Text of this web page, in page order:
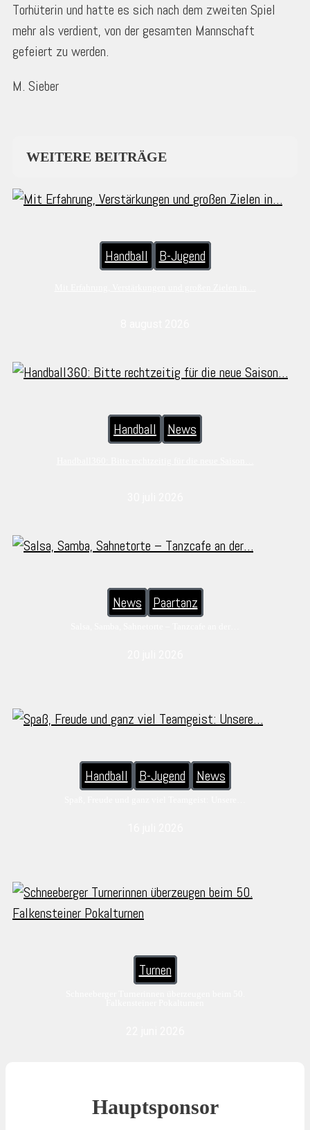
Torhüterin und hatte es sich nach dem zweiten Spiel
mehr als verdient, von der gesamten Mannschaft
gefeiert zu werden.
M. Sieber
WEITERE BEITRÄGE
Handball B-Jugend
Handball News
News Paartanz
Handball B-Jugend News
Turnen
Hauptsponsor